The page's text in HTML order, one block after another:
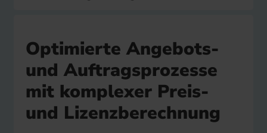
Optimierte Angebots-
und Auftragsprozesse
mit komplexer Preis-
und Lizenzberechnung